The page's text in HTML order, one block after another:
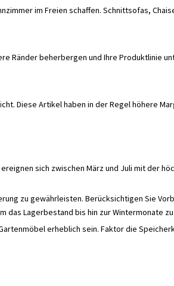
im Freien schaffen. Schnittsofas,
Ränder beherbergen und Ihre Produktlinie
Diese Artikel haben in der Regel höhere
sich zwischen März und Juli mit der
zu gewährleisten. Berücksichtigen Sie
das Lagerbestand bis hin zur Wintermonate
erheblich sein. Faktor die